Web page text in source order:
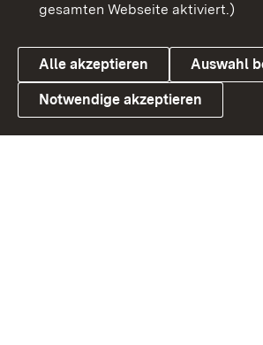
Link zum Landesportal
Datenschutz
Cookies
gesamten Webseite aktiviert.)
Alle akzeptieren Auswahl
Notwendige akzeptieren